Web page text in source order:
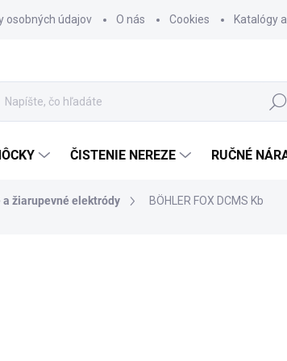
osobných údajov O nás Cookies Katalógy
ČISTENIE NEREZE RUČNÉ
a žiarupevné elektródy BÖHLER FOX DCMS Kb